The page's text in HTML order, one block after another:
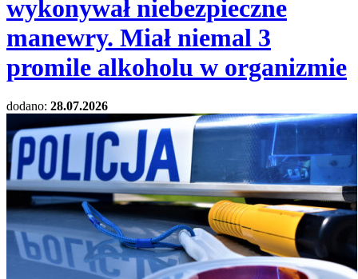
wykonywał niebezpieczne
manewry. Miał niemal 3
promile alkoholu w organizmie
dodano: 28.07.2026